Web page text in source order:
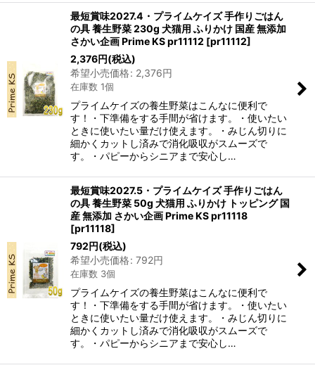
最短賞味2027.4・プライムケイズ 手作りごはん
の具 養生野菜 230g 犬猫用 ふりかけ 国産 無添加
さかい企画 Prime KS pr11112 [pr11112]
2,376円(税込)
希望小売価格: 2,376円
在庫数 1個
プライムケイズの養生野菜はこんなに便利で
す！・下準備をする手間が省けます。・使いたい
ときに使いたい量だけ使えます。・みじん切りに
細かくカットし済みで消化吸収がスムーズで
す。・パピーからシニアまで安心し…
最短賞味2027.5・プライムケイズ 手作りごはん
の具 養生野菜 50g 犬猫用 ふりかけ トッピング 国
産 無添加 さかい企画 Prime KS pr11118
[pr11118]
792円(税込)
希望小売価格: 792円
在庫数 3個
プライムケイズの養生野菜はこんなに便利で
す！・下準備をする手間が省けます。・使いたい
ときに使いたい量だけ使えます。・みじん切りに
細かくカットし済みで消化吸収がスムーズで
す。・パピーからシニアまで安心し…